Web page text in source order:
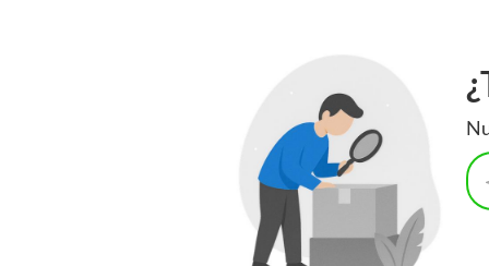
Esta extensión tiene un amperaje de 10 A, lo que la hace
de PVC la hace resistente al medio ambiente y su color
y ligero la hace fácil de transportar y almacenar.
Complementa tu compra con
Para completar tu compra, te recomendamos que visites
gran variedad de opciones para que puedas elegir la que